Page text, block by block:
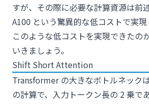
すが、その際に必要な計算資源は前
A100 という驚異的な低コストで実
このような低コストを実現できたの
いきましょう。
Shift Short Attention
Transformer の大きなボトルネッ
の計算で、入力トークン長の 2 乗で